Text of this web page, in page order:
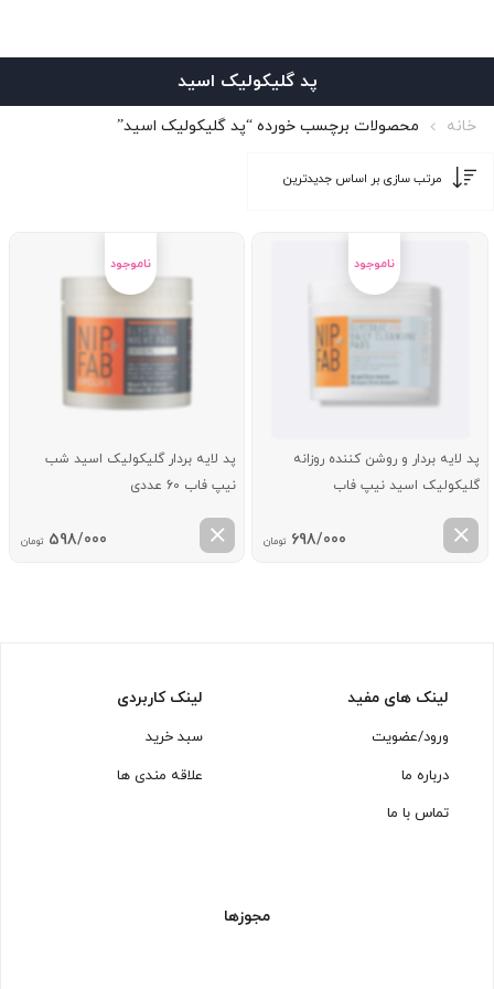
پد گلیکولیک اسید
خانه محصولات برچسب خورده “پد گلیکولیک اسید”
پد لایه بردار و روشن کننده روزانه
گلیکولیک اسید نیپ فاب
698/000 تومان
پد لایه بردار گلیکولیک اسید شب
نیپ فاب 60 عددی
598/000 تومان
لینک های مفید
ورود/عضویت
درباره ما
تماس با ما
لینک کاربردی
سبد خرید
علاقه مندی ها
مجوزها